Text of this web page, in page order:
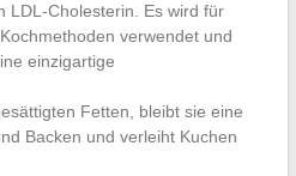
LDL-Cholesterin. Es wird für
verwendet und
einzigartige
Fetten, bleibt sie eine
Backen und verleiht Kuchen